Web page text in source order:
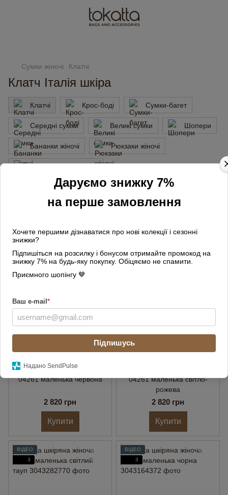
Даруємо знижку 7%
на перше замовлення
Хочете першими дізнаватися про нові колекції і сезонні
знижки?
Підпишіться на розсилку і бонусом отримайте промокод на
знижку 7% на будь-яку покупку. Обіцяємо не спамити.
Приємного шопінгу 🤎
Ваш e-mail *
Підпишусь
Надано SendPulse
Сумки жіночі Клатчі
Клатч Італія шкіра
Клатчі Крос-боді Сумки-багет
Середні сумки Великі сумки Шопери
Бананки жіночі Рюкзаки жіночі
Сумки для ноутбуків
Матеріал
Сумка шкіряна жіноча
04261 маленька червона
2 820 грн
Купити
04261 маленька світло-
рожева
2 820 грн
Купити
ВІДЕО
3
ВІДЕО
3